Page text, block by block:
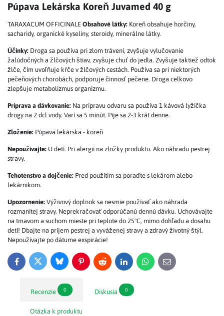
Púpava Lekárska Koreň Juvamed 40 g
TARAXACUM OFFICINALE Obsahové látky: Koreň obsahuje horčiny,
sacharidy, organické kyseliny, steroidy, minerálne látky.
Účinky: Droga sa používa pri zlom trávení, zvyšuje vylučovanie
žalúdočných a žlčových štiav, zvyšuje chuť do jedla. Zvyšuje taktiež odtok
žlče, čím uvoľňuje kŕče v žlčových cestách. Používa sa pri niektorých
pečeňových chorobách, podporuje činnosť pečene. Droga celkovo
zlepšuje metabolizmus organizmu.
Príprava a dávkovanie: Na prípravu odvaru sa používa 1 kávová lyžička
drogy na 2 dcl vody. Varí sa 5 minút. Pije sa 2-3 krát denne.
Zloženie: Púpava lekárska - koreň
Nepoužívajte: U detí. Pri alergii na zložky produktu. Ako náhradu pestrej
stravy.
Tehotenstvo a dojčenie: Pred použitím sa poraďte s lekárom alebo
lekárnikom.
Upozornenie: Výživový doplnok sa nesmie používať ako náhrada
rozmanitej stravy. Neprekračovať odporúčanú dennú dávku. Uchovávajte
na tmavom a suchom mieste pri teplote do 25°C, mimo dohľadu a dosahu
detí! Dbajte na príjem pestrej a vyváženej stravy a zdravý životný štýl.
Nepoužívajte po dátume exspirácie!
FacebookTwitter BlueskyPinterestReddit LinkedInWhatsApp
E-
mail
Recenzie 0 Diskusia 0
Otázka k produktu